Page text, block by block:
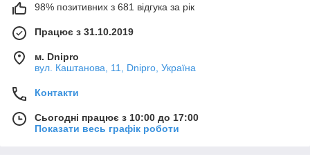
98% позитивних з 681 відгука за рік
Працює з 31.10.2019
м. Dnipro
вул. Каштанова, 11, Dnipro, Україна
Контакти
Сьогодні працює з 10:00 до 17:00
Показати весь графік роботи